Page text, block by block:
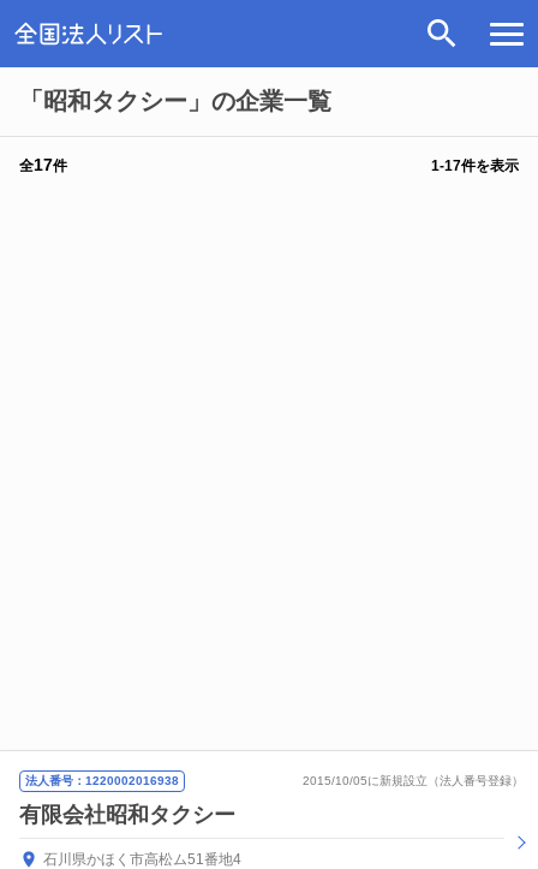
「昭和タクシー」の企業一覧
全17件 1-17件を表示
法人番号：1220002016938 2015/10/05に新規設立（法人番号登録）
有限会社昭和タクシー
石川県かほく市高松ム51番地4